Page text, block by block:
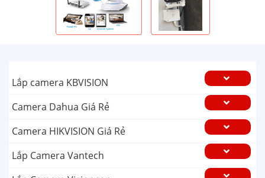
Lắp camera KBVISION
Camera Dahua Giá Rẻ
Camera HIKVISION Giá Rẻ
Lắp Camera Vantech